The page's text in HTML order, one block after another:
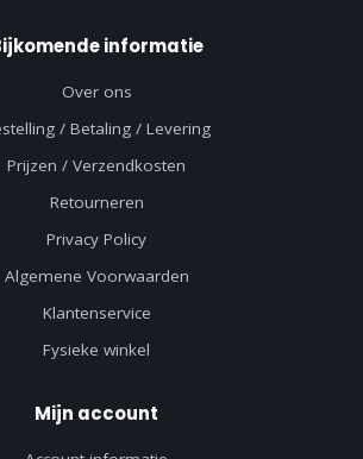
informatie
Over ons
/ Betaling / Levering
Prijzen / Verzendkosten
Retourneren
Privacy Policy
Algemene Voorwaarden
Klantenservice
Fysieke winkel
Mijn account